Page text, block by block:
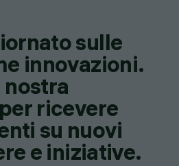
sulle
innovazioni.
ricevere
su nuovi
e iniziative.